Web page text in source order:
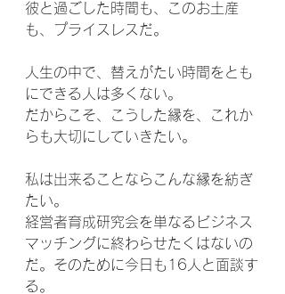
彼と過ごした時間も、このお土産
も、プライスレスだ。
人生の中で、替えがたい時間をとも
にできる人は多くない。
だからこそ、こうした縁を、これか
らも大切にしていきたい。
私は出来ることならこんな縁を紡ぎ
たい。
経営者育成研究会を単なるビジネス
マッチングに終わらせたくはないの
だ。そのために今日も16人と面談す
る。